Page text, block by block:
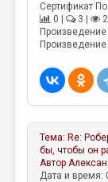
КОЛОНКА
РЕДКОЛЛЕГИЯ
МАЛАЯ ПРОЗА
Сертификат
0 |
3 |
Произведение
Произведение
Тема: Re:
бы, чтобы он
Автор
Дата и время: